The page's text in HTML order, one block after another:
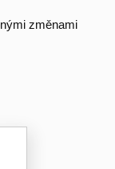
změnami